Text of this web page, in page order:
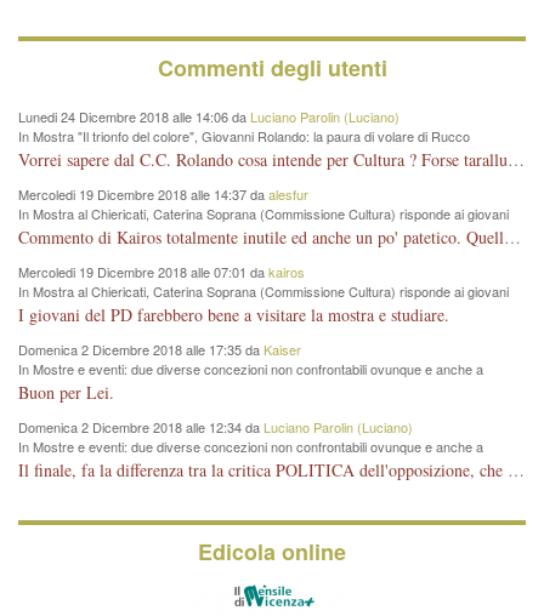
Commenti degli utenti
Lunedi 24 Dicembre 2018 alle 14:06 da Luciano Parolin (Luciano)
In Mostra "Il trionfo del colore", Giovanni Rolando: la paura di volare di Rucco
Vorrei sapere dal C.C. Rolando cosa intende per Cultura ? Forse tarallucci, vino e sagre, o spaghetti tricolori del PD ? Il continuo (s)parlare della mostra a Palazzo Chiericati caro consigliere DANNEGGIA FORTEMENTE l'immagine della città TUTTA e fa deviare i consensi che in RUSSIA (badi bene ex U.R.S.S.) sono ECCELLENTI. A livello artistico l'evento è di alta Valenza culturale, COMPITO di Tutta la Cittadinanza fare il possibile per propagandare l'iniziativa senza farne UN CASO PARTITICO come fa Lei da sempre. Meno Gazebo + Partecipazione! E così sia. Amen.
Mercoledi 19 Dicembre 2018 alle 14:37 daalesfur
In Mostra al Chiericati, Caterina Soprana (Commissione Cultura) risponde ai giovani
del Pd: "realizzata a costo zero per il Comune"
Commento di Kairos totalmente inutile ed anche un po' patetico. Quella che è completamente mancata è stata la promozione internazionale dell'evento effettuata da chi lo sa fare, l'amministrazione in questo è stata totalmente assente relegando al provincialismo una mostra che meritava ben altre platee ed i risultati sono sotto gli occhi di tutti. Su questo bisogna parlare, il fatto di averla organizzata al Chiericati certo non ha aiutato ma è un aspetto secondario rispetto a quello della promozione. In città con le mostre organizzate da Goldin - che certo ha fatto principalmente i suoi interessi, ma ne ha comunque beneficiato la città in immagine e commercio per il centro - arrivavano giornalmente pullman carichi di turisti. Dove sono i turisti ora?
Mercoledi 19 Dicembre 2018 alle 07:01 dakairos
In Mostra al Chiericati, Caterina Soprana (Commissione Cultura) risponde ai giovani
del Pd: "realizzata a costo zero per il Comune"
I giovani del PD farebbero bene a visitare la mostra e studiare.
Domenica 2 Dicembre 2018 alle 17:35 daKaiser
In Mostre e eventi: due diverse concezioni non confrontabili ovunque e anche a
Vicenza
Buon per Lei.
Domenica 2 Dicembre 2018 alle 12:34 da Luciano Parolin (Luciano)
In Mostre e eventi: due diverse concezioni non confrontabili ovunque e anche a
Vicenza
Il finale, fa la differenza tra la critica POLITICA dell'opposizione, che ha perso le elezioni ed è minoranza e non trova altri argomenti per politicizzare sul sito qua o là ? La critica d'arte invece è un'altra cosa che lascio agli altri. Per ora mi basta la lezione magistrale del prof. Giulianati.
Edicola online